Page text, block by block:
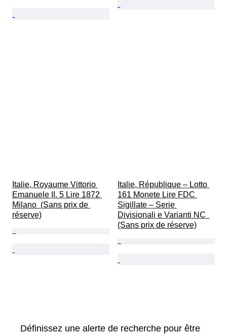
Italie, Royaume Vittorio
Emanuele II. 5 Lire 1872
Milano  (Sans prix de
réserve)
Italie, République – Lotto
161 Monete Lire FDC
Sigillate – Serie
Divisionali e Varianti NC
(Sans prix de réserve)
Définissez une alerte de recherche pour être